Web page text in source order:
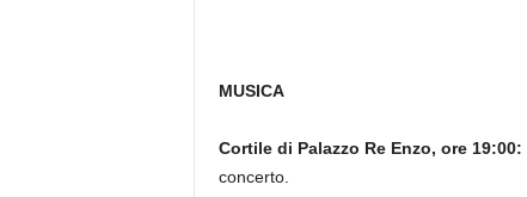
MUSICA
Cortile di Palazzo Re Enzo, ore 19:00:
concerto.